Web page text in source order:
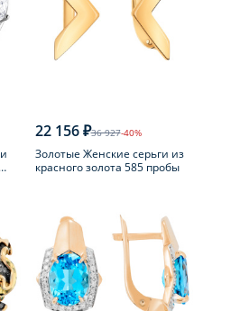
22 156 ₽36 927-40%
Золотые Женские серьги из
красного золота 585 пробы